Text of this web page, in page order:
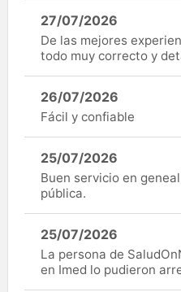
27/07/2026
De las mejores
todo muy correcto y
26/07/2026
Fácil y confiable
25/07/2026
Buen servicio en
pública.
25/07/2026
La persona de
en Imed lo pudieron